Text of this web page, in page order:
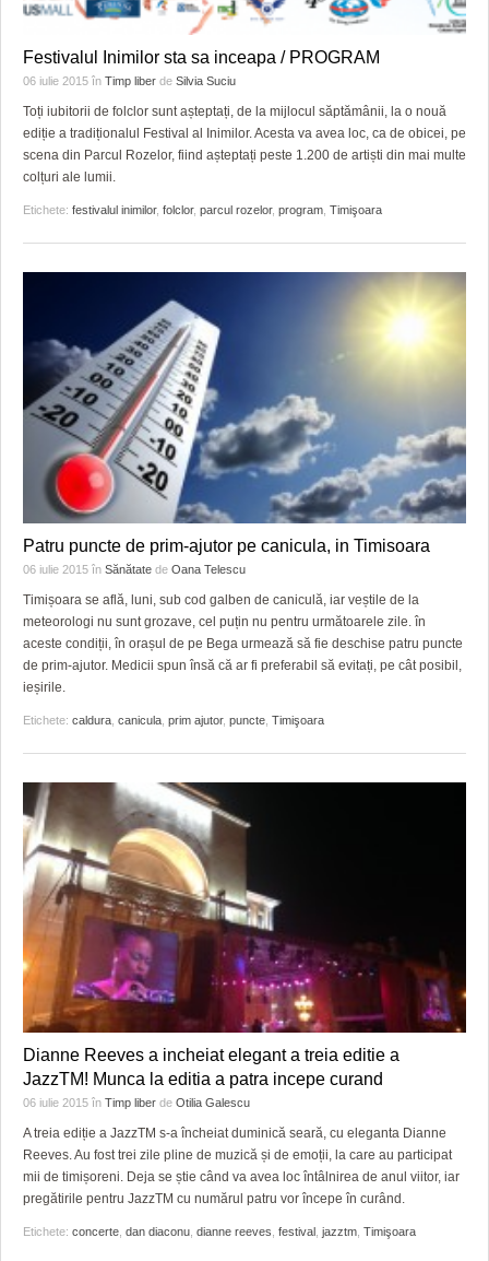
Festivalul Inimilor sta sa inceapa / PROGRAM
06 iulie 2015 în Timp liber de Silvia Suciu
Toți iubitorii de folclor sunt așteptați, de la mijlocul săptămânii, la o nouă
ediție a tradiționalul Festival al Inimilor. Acesta va avea loc, ca de obicei, pe
scena din Parcul Rozelor, fiind așteptați peste 1.200 de artiști din mai multe
colțuri ale lumii.
Etichete: festivalul inimilor, folclor, parcul rozelor, program Timişoara
Patru puncte de prim-ajutor pe canicula, in Timisoara
06 iulie 2015 în Sănătate de Oana Telescu
Timișoara se află, luni, sub cod galben de caniculă, iar veștile de la
meteorologi nu sunt grozave, cel puțin nu pentru următoarele zile. în
aceste condiții, în orașul de pe Bega urmează să fie deschise patru puncte
de prim-ajutor. Medicii spun însă că ar fi preferabil să evitați, pe cât posibil,
ieșirile.
Etichete: caldura canicula prim ajutor, puncte Timişoara
Dianne Reeves a incheiat elegant a treia editie a
JazzTM! Munca la editia a patra incepe curand
06 iulie 2015 în Timp liber de Otilia Galescu
A treia ediție a JazzTM s-a încheiat duminică seară, cu eleganta Dianne
Reeves. Au fost trei zile pline de muzică și de emoții, la care au participat
mii de timișoreni. Deja se știe când va avea loc întâlnirea de anul viitor, iar
pregătirile pentru JazzTM cu numărul patru vor începe în curând.
Etichete: concerte dan diaconu dianne reeves festival jazztm Timişoara